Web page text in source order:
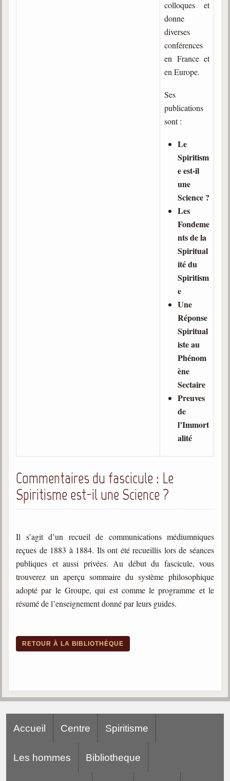
colloques et
donne
diverses
conférences
en France et
en Europe.
Ses
publications
sont :
Le
Spiritism
e est-il
une
Science ?
Les
Fondeme
nts de la
Spiritual
ité du
Spiritism
e
Une
Réponse
Spiritual
iste au
Phénom
ène
Sectaire
Preuves
de
l’Immort
alité
Commentaires du fascicule : Le
Spiritisme est-il une Science ?
Il s’agit d’un recueil de communications médiumniques
reçues de 1883 à 1884. Ils ont été recueillis lors de séances
publiques et aussi privées. Au début du fascicule, vous
trouverez un aperçu sommaire du système philosophique
adopté par le Groupe, qui est comme le programme et le
résumé de l’enseignement donné par leurs guides.
RETOUR À LA BIBLIOTHÈQUE
Accueil Centre Spiritisme
Les hommes Bibliotheque